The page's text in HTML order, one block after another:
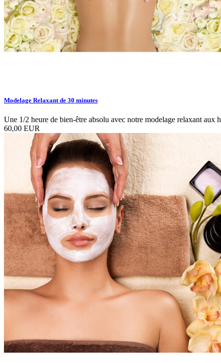
Modelage Relaxant de 30 minutes
Une 1/2 heure de bien-être absolu avec notre modelage relaxant aux
60,00 EUR